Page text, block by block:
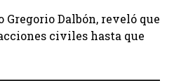
Gregorio Dalbón, reveló que
civiles hasta que